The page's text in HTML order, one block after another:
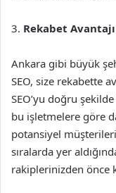
3. Rekabet Avantajı
Ankara gibi büyük
SEO, size rekabette
SEO’yu doğru
bu işletmelere göre
potansiyel
sıralarda yer
rakiplerinizden önce